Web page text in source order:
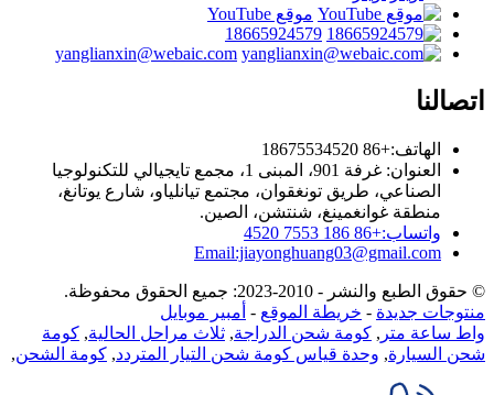
موقع YouTube
18665924579
yanglianxin@webaic.com
اتصالنا
الهاتف:+86 18675534520
العنوان: غرفة 901، المبنى 1، مجمع تايجيالي للتكنولوجيا
الصناعي، طريق تونغقوان، مجتمع تيانلياو، شارع يوتانغ،
منطقة غوانغمينغ، شنتشن، الصين.
واتساب:+86 186 7553 4520
Email:jiayonghuang03@gmail.com
© حقوق الطبع والنشر - 2010-2023: جميع الحقوق محفوظة.
منتوجات جديدة - خريطة الموقع - أمبير موبايل
واط ساعة متر , كومة شحن الدراجة, ثلاث مراحل الحالية, كومة
شحن السيارة, وحدة قياس كومة شحن التيار المتردد, كومة الشحن,